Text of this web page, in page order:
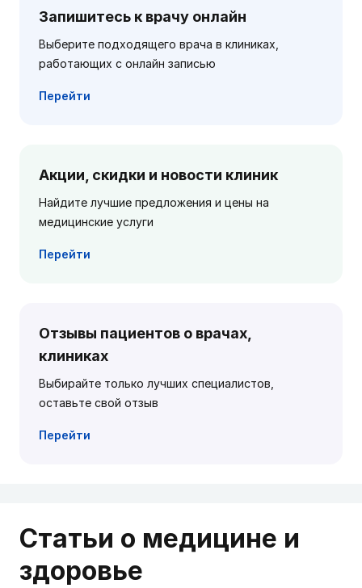
Запишитесь к врачу онлайн
Выберите подходящего врача в клиниках,
работающих с онлайн записью
Перейти
Акции, скидки и новости клиник
Найдите лучшие предложения и цены на
медицинские услуги
Перейти
Отзывы пациентов о врачах,
клиниках
Выбирайте только лучших специалистов,
оставьте свой отзыв
Перейти
Статьи о медицине и
здоровье